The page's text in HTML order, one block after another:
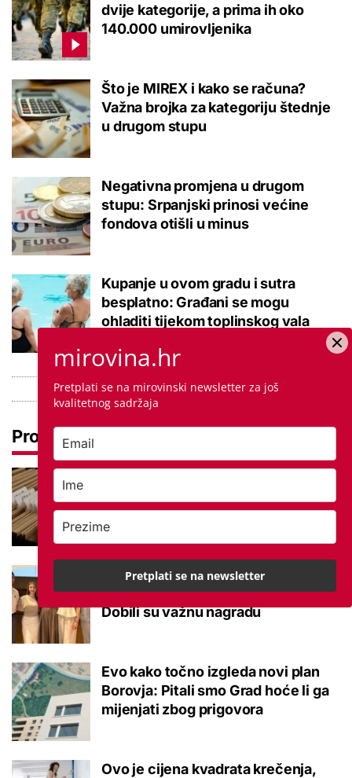
dvije kategorije, a prima ih oko
140.000 umirovljenika
Što je MIREX i kako se računa?
Važna brojka za kategoriju štednje
u drugom stupu
Negativna promjena u drugom
stupu: Srpanjski prinosi većine
fondova otišli u minus
Kupanje u ovom gradu i sutra
besplatno: Građani se mogu
ohladiti tijekom toplinskog vala
Pročitaj još
potvrđeno
Studenti otkrili kako se obraćati
mladima kad je u pitanju alkohol:
Dobili su važnu nagradu
Evo kako točno izgleda novi plan
Borovja: Pitali smo Grad hoće li ga
mijenjati zbog prigovora
Ovo je cijena kvadrata krečenja,
mirovina.hr
Pretplati se na mirovinski newsletter za još
kvalitetnog sadržaja
Pretplati se na newsletter